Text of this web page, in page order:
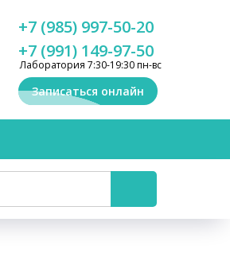
Лаборатория 7:30-19:30 пн-вс
+7 (991) 149-97-50
+7 (985) 997-50-20
Записаться онлайн